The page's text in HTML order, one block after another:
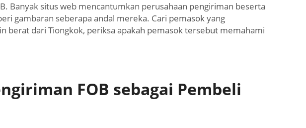
Banyak situs web mencantumkan perusahaan pengiriman beserta
gambaran seberapa andal mereka. Cari pemasok yang
berat dari Tiongkok, periksa apakah pemasok tersebut memahami
FOB sebagai Pembeli